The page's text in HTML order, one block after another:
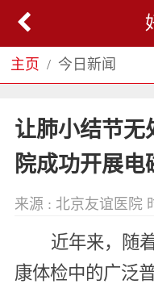
主页 今日新闻
让肺小结节无
院成功开展
来源 : 北京友谊医院
近年来，随
康体检中的广泛